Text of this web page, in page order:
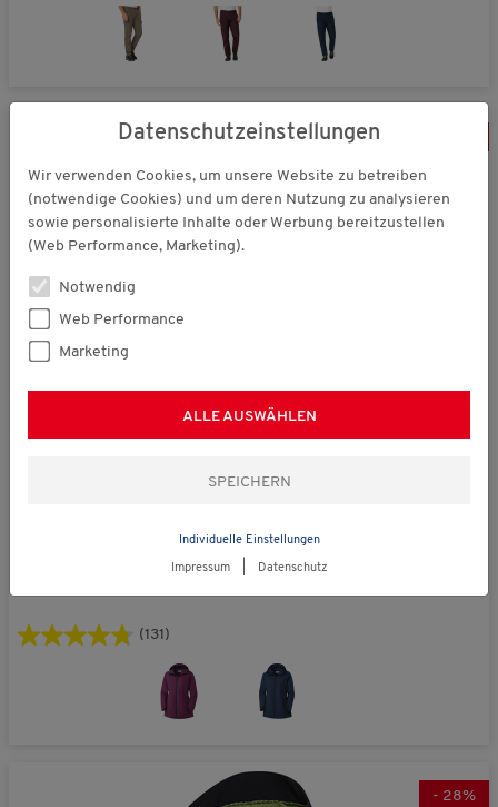
(131)
- 28%
Datenschutzeinstellungen
Wir verwenden Cookies, um unsere Website zu betreiben
(notwendige Cookies) und um deren Nutzung zu analysieren
sowie personalisierte Inhalte oder Werbung bereitzustellen
(Web Performance, Marketing).
Notwendig
Web Performance
Marketing
ALLE AUSWÄHLEN
Individuelle Einstellungen
Impressum Datenschutz